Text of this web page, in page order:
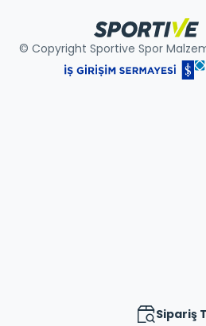
© Copyright Sportive Spor
Sipariş